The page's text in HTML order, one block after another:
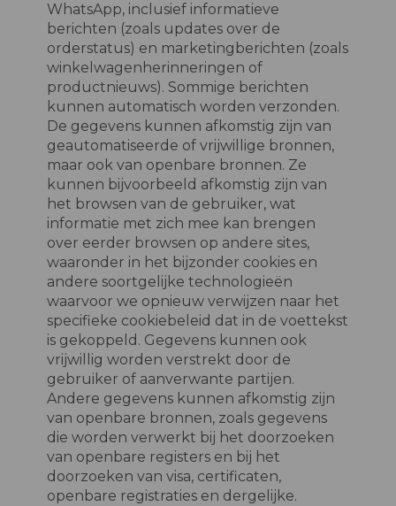
WhatsApp, inclusief informatieve
berichten (zoals updates over de
orderstatus) en marketingberichten (zoals
winkelwagenherinneringen of
productnieuws). Sommige berichten
kunnen automatisch worden verzonden.
De gegevens kunnen afkomstig zijn van
geautomatiseerde of vrijwillige bronnen,
maar ook van openbare bronnen. Ze
kunnen bijvoorbeeld afkomstig zijn van
het browsen van de gebruiker, wat
informatie met zich mee kan brengen
over eerder browsen op andere sites,
waaronder in het bijzonder cookies en
andere soortgelijke technologieën
waarvoor we opnieuw verwijzen naar het
specifieke cookiebeleid dat in de voettekst
is gekoppeld. Gegevens kunnen ook
vrijwillig worden verstrekt door de
gebruiker of aanverwante partijen.
Andere gegevens kunnen afkomstig zijn
van openbare bronnen, zoals gegevens
die worden verwerkt bij het doorzoeken
van openbare registers en bij het
doorzoeken van visa, certificaten,
openbare registraties en dergelijke.